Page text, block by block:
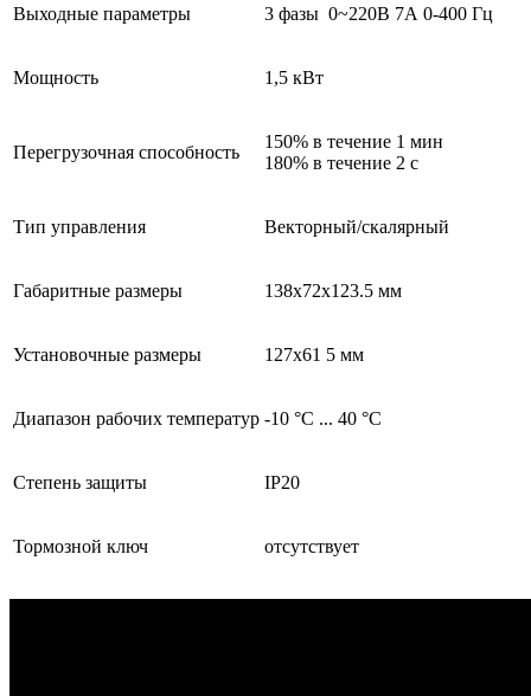
Выходные параметры 3 фазы 0~220В 7А 0-400 Гц
Мощность 1,5 кВт
Перегрузочная способность
150% в течение 1 мин
180% в течение 2 с
Тип управления Векторный/скалярный
Габаритные размеры 138х72х123.5 мм
Установочные размеры 127х61 5 мм
Диапазон рабочих температур -10 °С ... 40 °С
Степень защиты IP20
Тормозной ключ отсутствует